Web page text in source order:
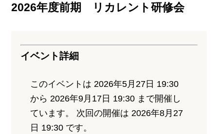
2026年度前期 リカレント研修会
イベント詳細
このイベントは 2026年5月27日 19:30
から 2026年9月17日 19:30 まで開催し
ています。 次回の開催は 2026年8月27
日 19:30 です。